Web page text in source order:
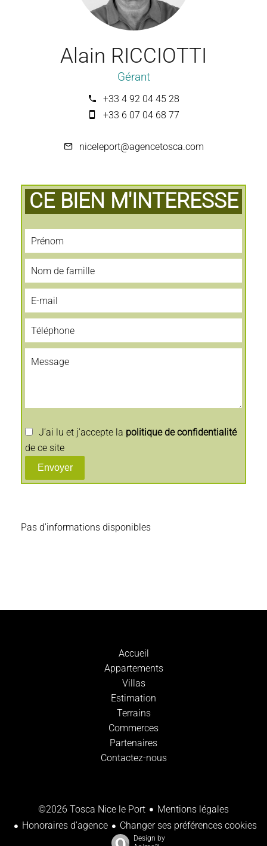
Alain RICCIOTTI
Gérant
+33 4 92 04 45 28
+33 6 07 04 68 77
niceleport@agencetosca.com
CE BIEN M'INTERESSE
J’ai lu et j'accepte la politique de confidentialité
de ce site
Envoyer
Pas d'informations disponibles
Accueil
Appartements
Villas
Estimation
Terrains
Commerces
Partenaires
Contactez-nous
©2026 Tosca Nice le Port
Mentions légales
Honoraires d'agence
Changer ses préférences cookies
Design by